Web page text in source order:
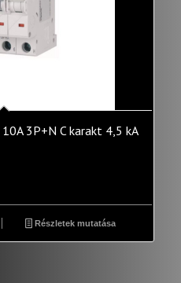
3P+N C karakt 4,5 kA
Részletek mutatása